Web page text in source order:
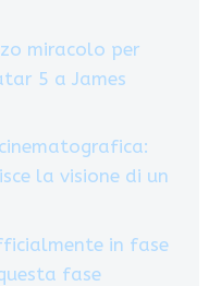
miracolo per
5 a James
la visione di un
in fase
fase